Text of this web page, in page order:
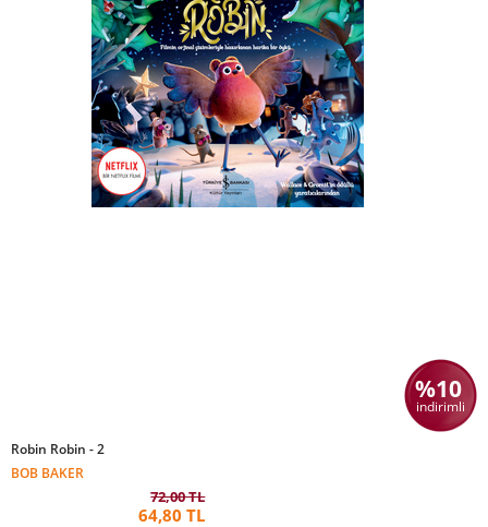
%10
indirimli
Robin Robin - 2
BOB BAKER
72,00 TL
64,80 TL